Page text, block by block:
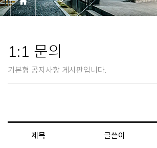
1:1 문의
기본형 공지사항 게시판입니다.
제목 글쓴이